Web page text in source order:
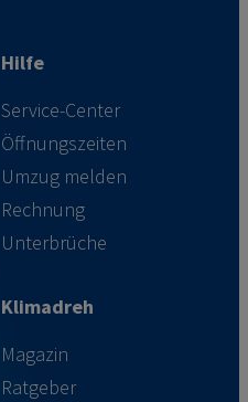
Hilfe
Service-Center
Öffnungszeiten
Umzug melden
Rechnung
Unterbrüche
Klimadreh
Magazin
Ratgeber